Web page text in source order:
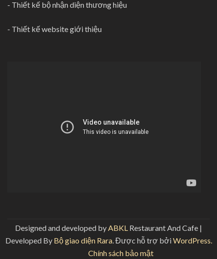
- Thiết kế bộ nhận diện thương hiệu
- Thiết kế website giới thiệu
Designed and developed by ABKL Restaurant And Cafe |
Developed By Bộ giao diện Rara. Được hỗ trợ bởiWordPress.
Chính sách bảo mật